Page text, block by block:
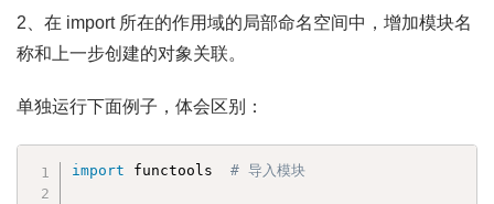
2、在 import 所在的作用域的局部命名空间中，增加模块名
称和上一步创建的对象关联。
单独运行下面例子，体会区别：
import functools # 导入模块